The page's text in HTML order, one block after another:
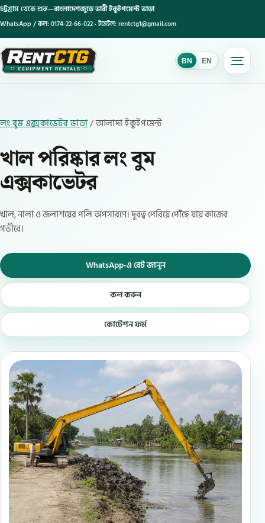
চট্টগ্রাম থেকে শুরু—বাংলাদেশজুড়ে ভারী ইকুইপমেন্ট ভাড়া
WhatsApp / কল:0174-22-66-022· ইমেইল:rentctg1@gmail.com
BN EN
BN
লং বুম এক্সকাভেটর ভাড়া/ আলাদা ইকুইপমেন্ট
খাল পরিষ্কার লং বুম
এক্সকাভেটর
খাল, নালা ও জলাশয়ের পলি অপসারণে। দূরত্ব পেরিয়ে পৌঁছে যায় কাজের
গভীরে।
WhatsApp-এ রেট জানুন
কল করুন
কোটেশন ফর্ম